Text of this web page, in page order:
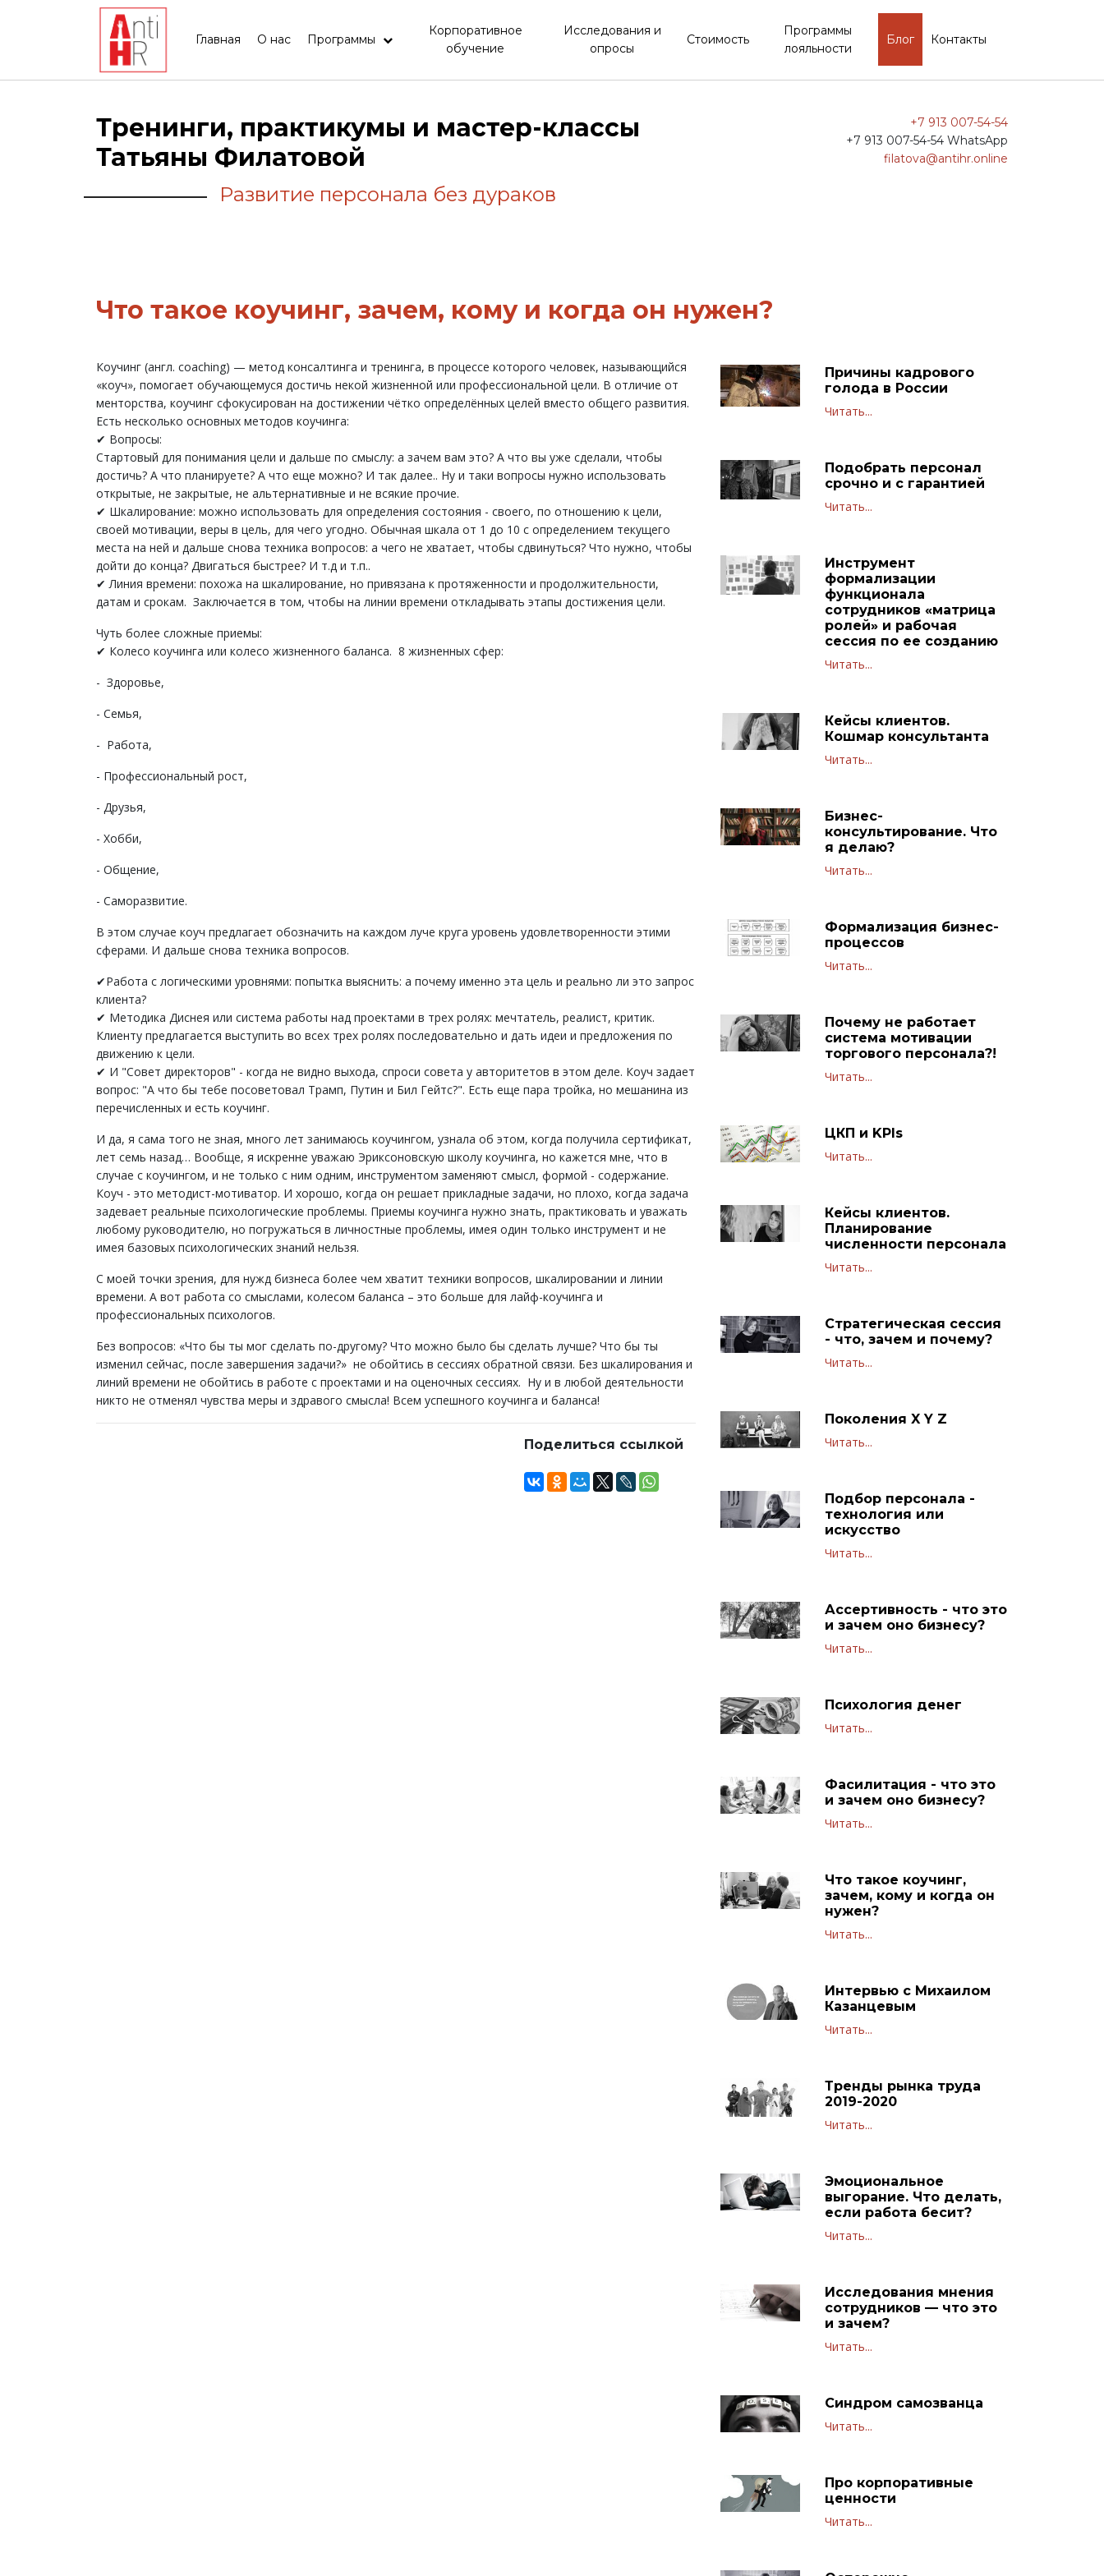
Главная О нас Программы
Корпоративное
обучение
Исследования и
опросы
Стоимость
Программы
лояльности
Блог Контакты
Тренинги, практикумы и мастер-классы
Татьяны Филатовой
Развитие персонала без дураков
+7 913 007-54-54
+7 913 007-54-54 WhatsApp
filatova@antihr.online
Что такое коучинг, зачем, кому и когда он нужен?
Коучинг (англ. coaching) — метод консалтинга и тренинга, в процессе которого человек, называющийся
«коуч», помогает обучающемуся достичь некой жизненной или профессиональной цели. В отличие от
менторства, коучинг сфокусирован на достижении чётко определённых целей вместо общего развития.
Есть несколько основных методов коучинга:
✔ Вопросы:
Стартовый для понимания цели и дальше по смыслу: а зачем вам это? А что вы уже сделали, чтобы
достичь? А что планируете? А что еще можно? И так далее.. Ну и таки вопросы нужно использовать
открытые, не закрытые, не альтернативные и не всякие прочие.
✔ Шкалирование: можно использовать для определения состояния - своего, по отношению к цели,
своей мотивации, веры в цель, для чего угодно. Обычная шкала от 1 до 10 с определением текущего
места на ней и дальше снова техника вопросов: а чего не хватает, чтобы сдвинуться? Что нужно, чтобы
дойти до конца? Двигаться быстрее? И т.д и т.п..
✔ Линия времени: похожа на шкалирование, но привязана к протяженности и продолжительности,
датам и срокам. Заключается в том, чтобы на линии времени откладывать этапы достижения цели.
Чуть более сложные приемы:
✔ Колесо коучинга или колесо жизненного баланса. 8 жизненных сфер:
- Здоровье,
- Семья,
- Работа,
- Профессиональный рост,
- Друзья,
- Хобби,
- Общение,
- Саморазвитие.
В этом случае коуч предлагает обозначить на каждом луче круга уровень удовлетворенности этими
сферами. И дальше снова техника вопросов.
✔Работа с логическими уровнями: попытка выяснить: а почему именно эта цель и реально ли это запрос
клиента?
✔ Методика Диснея или система работы над проектами в трех ролях: мечтатель, реалист, критик.
Клиенту предлагается выступить во всех трех ролях последовательно и дать идеи и предложения по
движению к цели.
✔ И "Совет директоров" - когда не видно выхода, спроси совета у авторитетов в этом деле. Коуч задает
вопрос: "А что бы тебе посоветовал Трамп, Путин и Бил Гейтс?". Есть еще пара тройка, но мешанина из
перечисленных и есть коучинг.
И да, я сама того не зная, много лет занимаюсь коучингом, узнала об этом, когда получила сертификат,
лет семь назад… Вообще, я искренне уважаю Эриксоновскую школу коучинга, но кажется мне, что в
случае с коучингом, и не только с ним одним, инструментом заменяют смысл, формой - содержание.
Коуч - это методист-мотиватор. И хорошо, когда он решает прикладные задачи, но плохо, когда задача
задевает реальные психологические проблемы. Приемы коучинга нужно знать, практиковать и уважать
любому руководителю, но погружаться в личностные проблемы, имея один только инструмент и не
имея базовых психологических знаний нельзя.
С моей точки зрения, для нужд бизнеса более чем хватит техники вопросов, шкалировании и линии
времени. А вот работа со смыслами, колесом баланса – это больше для лайф-коучинга и
профессиональных психологов.
Без вопросов: «Что бы ты мог сделать по-другому? Что можно было бы сделать лучше? Что бы ты
изменил сейчас, после завершения задачи?» не обойтись в сессиях обратной связи. Без шкалирования и
линий времени не обойтись в работе с проектами и на оценочных сессиях. Ну и в любой деятельности
никто не отменял чувства меры и здравого смысла! Всем успешного коучинга и баланса!
Поделиться ссылкой
Причины кадрового
голода в России
Читать...
Подобрать персонал
срочно и с гарантией
Читать...
Инструмент
формализации
функционала
сотрудников «матрица
ролей» и рабочая
сессия по ее созданию
Читать...
Кейсы клиентов.
Кошмар консультанта
Читать...
Бизнес-
консультирование. Что
я делаю?
Читать...
Формализация бизнес-
процессов
Читать...
Почему не работает
система мотивации
торгового персонала?!
Читать...
ЦКП и KPIs
Читать...
Кейсы клиентов.
Планирование
численности персонала
Читать...
Стратегическая сессия
- что, зачем и почему?
Читать...
Поколения X Y Z
Читать...
Подбор персонала -
технология или
искусство
Читать...
Ассертивность - что это
и зачем оно бизнесу?
Читать...
Психология денег
Читать...
Фасилитация - что это
и зачем оно бизнесу?
Читать...
Что такое коучинг,
зачем, кому и когда он
нужен?
Читать...
Интервью с Михаилом
Казанцевым
Читать...
Тренды рынка труда
2019-2020
Читать...
Эмоциональное
выгорание. Что делать,
если работа бесит?
Читать...
Исследования мнения
сотрудников — что это
и зачем?
Читать...
Синдром самозванца
Читать...
Про корпоративные
ценности
Читать...